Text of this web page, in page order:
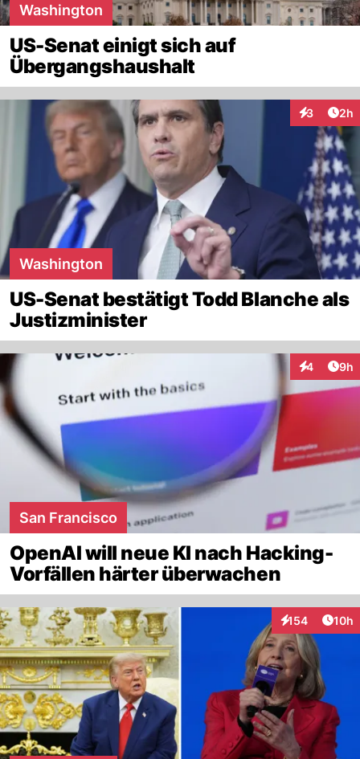
Washington
US-Senat einigt sich auf
Übergangshaushalt
3 2h
Washington
US-Senat bestätigt Todd Blanche als
Justizminister
4 9h
San Francisco
OpenAI will neue KI nach Hacking-
Vorfällen härter überwachen
154
Interaktionen
10h